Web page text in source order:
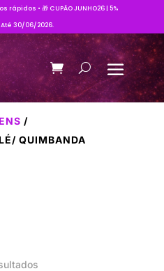
rápidos • 🎁 CUPÃO JUNHO26 | 5%
Até 30/06/2026.
/
QUIMBANDA